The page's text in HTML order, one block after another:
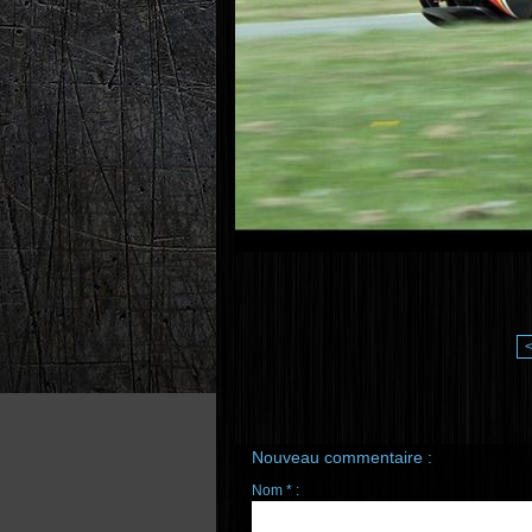
<
Nouveau commentaire :
Nom * :